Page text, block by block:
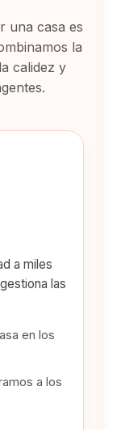
una casa es
la
calidez y
a miles
las
en los
a los